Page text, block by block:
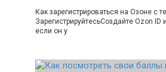
Как зарегистрироваться на Озоне с
ЗарегистрируйтесьСоздайте Ozon ID
если он у